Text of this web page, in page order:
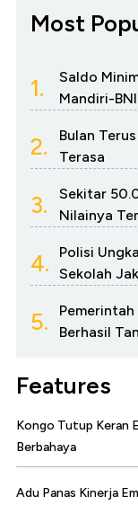
Most
1.
Saldo
Mandiri-
2.
Bulan
Terasa
3.
Sekitar
Nilainya
4.
Polisi
Sekolah
5.
Berhasil
Features
Kongo Tutup Keran
Berbahaya
Adu Panas Kinerja